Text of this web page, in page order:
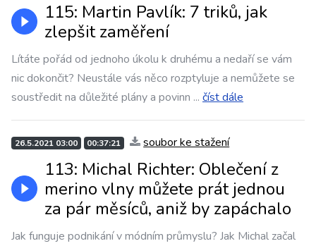
115: Martin Pavlík: 7 triků, jak
zlepšit zaměření
Lítáte pořád od jednoho úkolu k druhému a nedaří se vám
nic dokončit? Neustále vás něco rozptyluje a nemůžete se
soustředit na důležité plány a povinn ... číst dále
26.5.2021 03:00 00:37:21 soubor ke stažení
113: Michal Richter: Oblečení z
merino vlny můžete prát jednou
za pár měsíců, aniž by zapáchalo
Jak funguje podnikání v módním průmyslu? Jak Michal začal